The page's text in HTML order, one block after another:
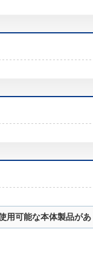
用可能な本体製品が